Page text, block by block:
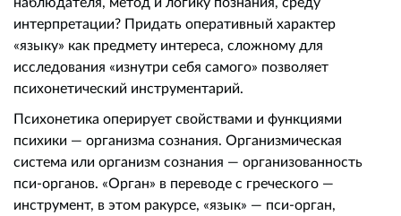
интерпретации? Придать оперативный характер
«языку» как предмету интереса, сложному для
исследования «изнутри себя самого» позволяет
психонетический инструментарий.
Психонетика оперирует свойствами и функциями
психики — организма сознания. Организмическая
система или организм сознания — организованность
пси-органов. «Орган» в переводе с греческого —
инструмент, в этом ракурсе, «язык» — пси-орган,